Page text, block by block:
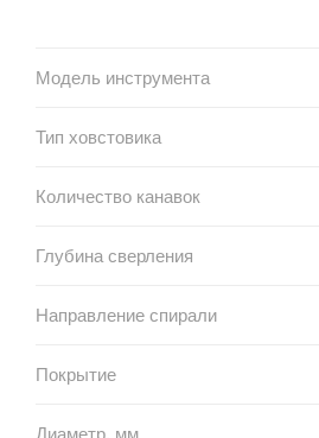
Модель инструмента
Тип ховстовика
Количество канавок
Глубина сверления
Направление спирали
Покрытие
Диаметр, мм